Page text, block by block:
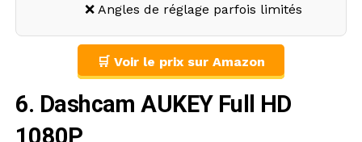
❌ Angles de réglage parfois limités
🛒 Voir le prix sur Amazon
6. Dashcam AUKEY Full HD
1080P